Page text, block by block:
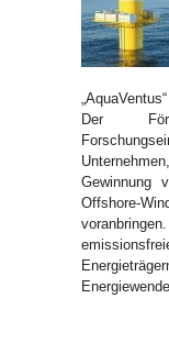
Der
Gewinnung
Offshore-